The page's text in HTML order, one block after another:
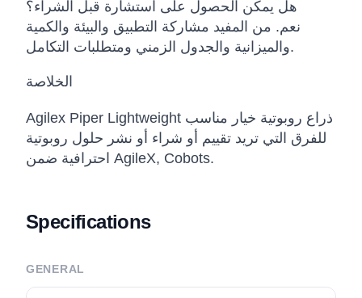
هل يمكن الحصول على استشارة قبل الشراء؟
نعم. من المفيد مشاركة التطبيق والبيئة والكمية
والميزانية والجدول الزمني ومتطلبات التكامل.
الخلاصة
Agilex Piper Lightweight ذراع روبوتية خيار مناسب
للفرق التي تريد تقييم أو شراء أو نشر حلول روبوتية
احترافية ضمن AgileX, Cobots.
Specifications
GENERAL